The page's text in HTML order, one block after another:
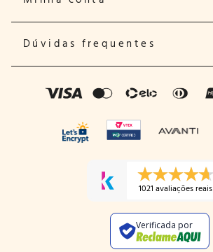
Dúvidas frequentes
1021 avaliações reais
Verificada por